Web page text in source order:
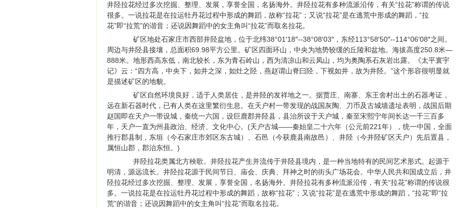
井陉拉花经过多次挖掘、整理、发展，享誉全国，名扬海外。井陉拉花有多种流派沿传，有关“拉花”称谓的传说
很多。一说拉花是在拉运牡丹花过程中形成的舞蹈，故称“拉花”；又说“拉花”是在逃荒中形成的舞蹈，“拉
花”即“拉荒”的谐音；还说因舞蹈中的女主角叫“拉花”而取名拉花。
矿区地处石家庄市西部井陉盆地，位于北纬38°01′18″--38°08′03″，东经113°58′50″--114°06′08″之间。
周边与井陉县接壤，总面积69.98平方公里。矿区四面环山，中央为地势较缓的丘陵和盆地。海拔高度250.8米—
888米。地形西高东低，南北较长，东为青石岭山，西为清凉山和云凤山，均为奥陶系石灰岩出露。《太平寰宇
记》云：“四方高，中央下，如井之深，如灶之陉，燕赵谓山脊曰陉，下视如井，故为井陉。”这个形容很明显就
是描述矿区的地貌。
矿区自然环境良好，适于人类居住，是井陉的发祥地之一。据贾庄、南寨、东王舍村出土的石器考证，
远在新石器时代，已有人类在这里繁衍生息。在天户村一带发现的战国灰陶、刀币及古城墙遗址表明，战国后期
赵国即在天户一带设城，秦统一六国，设巨鹿郡井陉县，县治所设于天户城，秦至宋熙宁年间长达一千三百多
年，天户一直为州县政治、经济、文化中心。(天户古城——秦始皇二十六年（公元前221年），统一中国，全面
推行郡县制，东垣（今石家庄市郊区东古城）、石邑（今获鹿县南故邑）、井陉（今井陉矿区天户）先后置县，
属恒山郡，郡治东恒。)
井陉拉花类属北方秧歌。井陉拉花产生并流传于井陉县境内，是一种当地特有的民间艺术形式。起源于
明清，源远流长。井陉拉花源于民间节日、庙会、庆典、拜神之时的街头广场花会。中华人民共和国成立后，井
陉拉花经过多次挖掘、整理、发展，享誉全国，名扬海外。井陉拉花有多种流派沿传，有关“拉花”称谓的传说很
多。一说拉花是在拉运牡丹花过程中形成的舞蹈，故称“拉花”；又说“拉花”是在逃荒中形成的舞蹈，“拉花”即“拉
荒”的谐音；还说因舞蹈中的女主角叫“拉花”而取名拉花。